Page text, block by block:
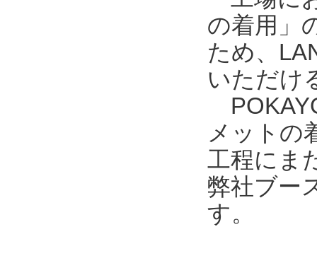
の着用」
ため、
いただけ
メットの
工程にま
弊社ブー
す。